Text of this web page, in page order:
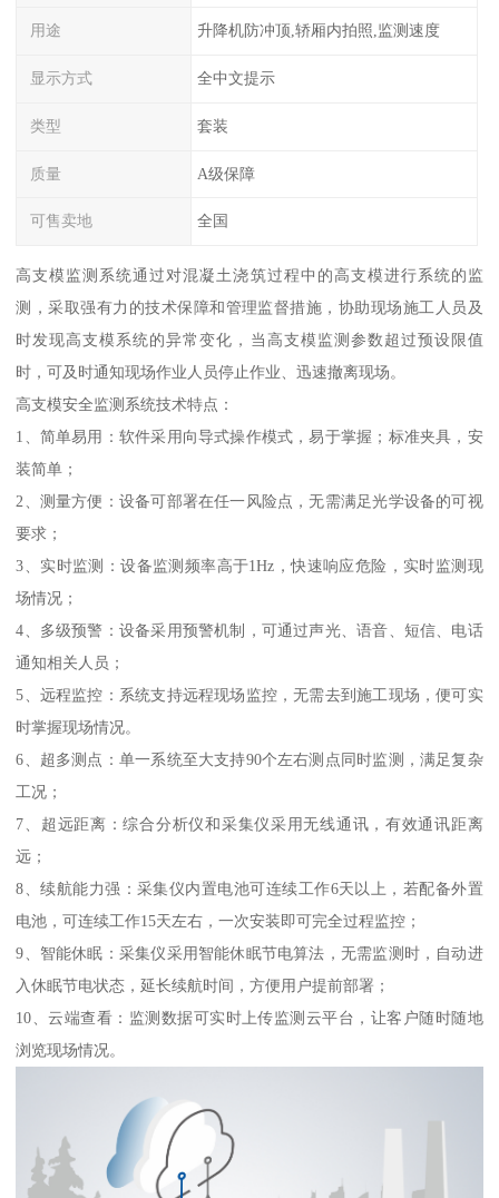
用途 升降机防冲顶,轿厢内拍照,监测速度
显示方式 全中文提示
类型 套装
质量 A级保障
可售卖地 全国
高支模监测系统通过对混凝土浇筑过程中的高支模进行系统的监
测，采取强有力的技术保障和管理监督措施，协助现场施工人员及
时发现高支模系统的异常变化，当高支模监测参数超过预设限值
时，可及时通知现场作业人员停止作业、迅速撤离现场。
高支模安全监测系统技术特点：
1、简单易用：软件采用向导式操作模式，易于掌握；标准夹具，安
装简单；
2、测量方便：设备可部署在任一风险点，无需满足光学设备的可视
要求；
3、实时监测：设备监测频率高于1Hz，快速响应危险，实时监测现
场情况；
4、多级预警：设备采用预警机制，可通过声光、语音、短信、电话
通知相关人员；
5、远程监控：系统支持远程现场监控，无需去到施工现场，便可实
时掌握现场情况。
6、超多测点：单一系统至大支持90个左右测点同时监测，满足复杂
工况；
7、超远距离：综合分析仪和采集仪采用无线通讯，有效通讯距离
远；
8、续航能力强：采集仪内置电池可连续工作6天以上，若配备外置
电池，可连续工作15天左右，一次安装即可完全过程监控；
9、智能休眠：采集仪采用智能休眠节电算法，无需监测时，自动进
入休眠节电状态，延长续航时间，方便用户提前部署；
10、云端查看：监测数据可实时上传监测云平台，让客户随时随地
浏览现场情况。